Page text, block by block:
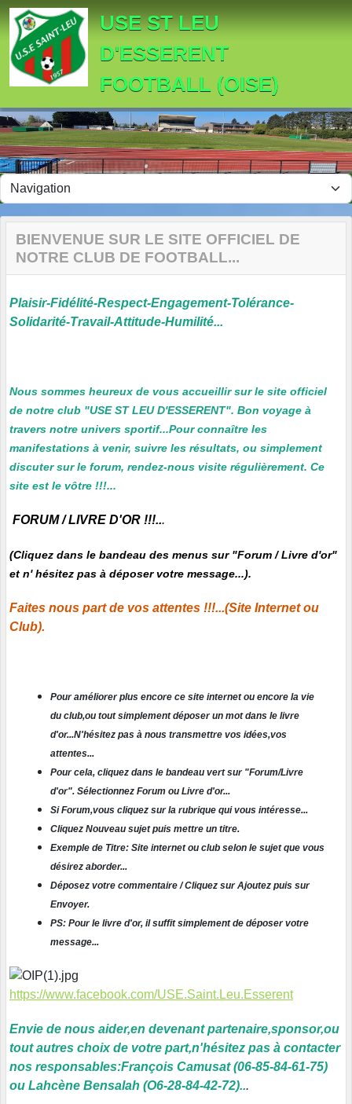
USE ST LEU
D'ESSERENT
FOOTBALL (OISE)
BIENVENUE SUR LE SITE OFFICIEL DE
NOTRE CLUB DE FOOTBALL...
Plaisir-Fidélité-Respect-Engagement-Tolérance-
Solidarité-Travail-Attitude-Humilité...
Nous sommes heureux de vous accueillir sur le site officiel
de notre club "USE ST LEU D'ESSERENT". Bon voyage à
travers notre univers sportif...Pour connaître les
manifestations à venir, suivre les résultats, ou simplement
discuter sur le forum, rendez-nous visite régulièrement. Ce
site est le vôtre !!!...
FORUM / LIVRE D'OR !!!...
(Cliquez dans le bandeau des menus sur "Forum / Livre d'or"
et n' hésitez pas à déposer votre message...).
Faites nous part de vos attentes !!!...(Site Internet ou
Club).
Pour améliorer plus encore ce site internet ou encore la vie
du club,ou tout simplement déposer un mot dans le livre
d'or...N'hésitez pas à nous transmettre vos idées,vos
attentes...
Pour cela, cliquez dans le bandeau vert sur "Forum/Livre
d'or". Sélectionnez Forum ou Livre d'or...
Si Forum,vous cliquez sur la rubrique qui vous intéresse...
Cliquez Nouveau sujet puis mettre un titre.
Exemple de Titre: Site internet ou club selon le sujet que vous
désirez aborder...
Déposez votre commentaire / Cliquez sur Ajoutez puis sur
Envoyer.
PS: Pour le livre d'or, il suffit simplement de déposer votre
message...
https://www.facebook.com/USE.Saint.Leu.Esserent
Envie de nous aider,en devenant partenaire,sponsor,ou
tout autres choix de votre part,n'hésitez pas à contacter
nos responsables:François Camusat (06-85-84-61-75)
ou Lahcène Bensalah (O6-28-84-42-72)...
Panneau de gestion des cookies